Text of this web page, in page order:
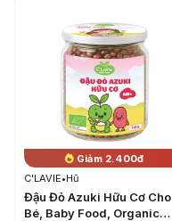
Giảm 2.400đ
C'LAVIE•Hũ
Đậu Đỏ Azuki Hữu Cơ Cho
Bé, Baby Food, Organic